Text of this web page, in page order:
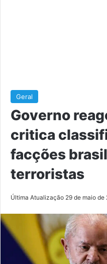
Geral
Governo
critica
facções
terroristas
Última Atualização 29 de maio de